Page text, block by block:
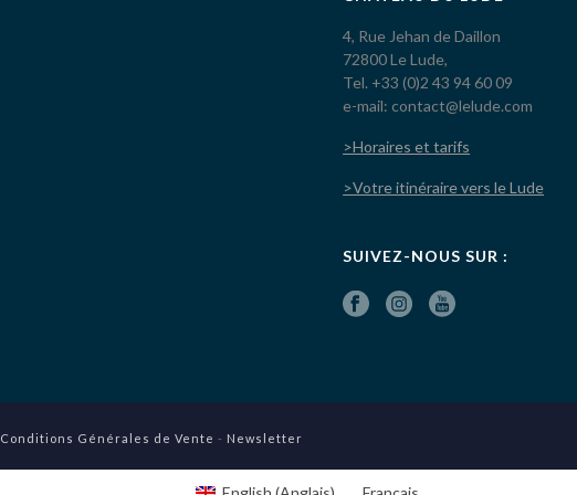
4, Rue Jehan de Daillon
72800 Le Lude,
Tel. +33 (0)2 43 94 60 09
e-mail: contact@lelude.com
>Horaires et tarifs
>Votre itinéraire vers le Lude
SUIVEZ-NOUS SUR :
Conditions Générales de Vente - Newsletter